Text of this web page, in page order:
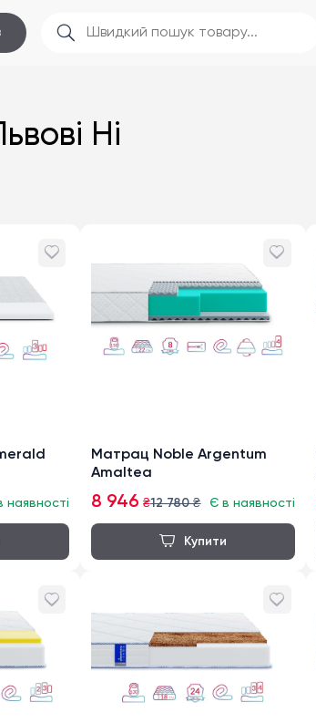
Ні
наявності
Матрац Noble Argentum
Amaltea
8 946 ₴12 780₴ Є в наявності